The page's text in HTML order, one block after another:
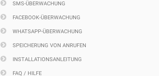
SMS-ÜBERWACHUNG
FACEBOOK-ÜBERWACHUNG
WHATSAPP-ÜBERWACHUNG
SPEICHERUNG VON ANRUFEN
INSTALLATIONSANLEITUNG
FAQ / HILFE